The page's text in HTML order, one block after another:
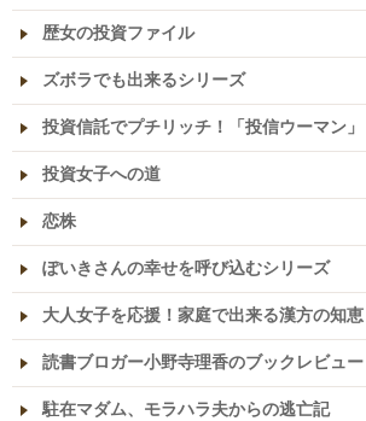
歴女の投資ファイル
ズボラでも出来るシリーズ
投資信託でプチリッチ！「投信ウーマン」
投資女子への道
恋株
ぽいきさんの幸せを呼び込むシリーズ
大人女子を応援！家庭で出来る漢方の知恵
読書ブロガー小野寺理香のブックレビュー
駐在マダム、モラハラ夫からの逃亡記